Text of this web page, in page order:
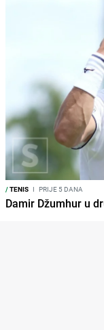
/TENIS I PRIJE 5 DANA
Damir Džumhur u